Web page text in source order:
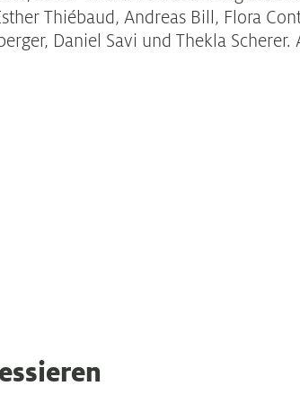
Thiébaud, Andreas Bill, Flora
Daniel Savi und Thekla